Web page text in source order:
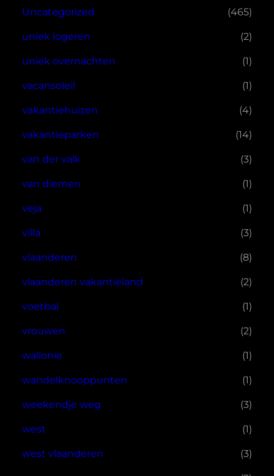
Uncategorized (465)
uniek logeren (2)
uniek overnachten (1)
vacansoleil (1)
vakantiehuizen (4)
vakantieparken (14)
van der valk (3)
van diemen (1)
veja (1)
villa (3)
vlaanderen (8)
vlaanderen vakantieland (2)
voetbal (1)
vrouwen (2)
wallonie (1)
wandelknooppunten (1)
weekendje weg (3)
west (1)
west vlaanderen (3)